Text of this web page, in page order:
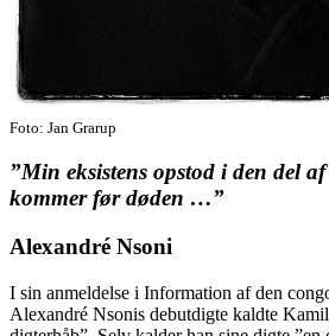
Foto: Jan Grarup
”Min eksistens opstod i den del
kommer før døden …”
Alexandré Nsoni
I sin anmeldelse i Information af den
Alexandré Nsonis debutdigte kaldte